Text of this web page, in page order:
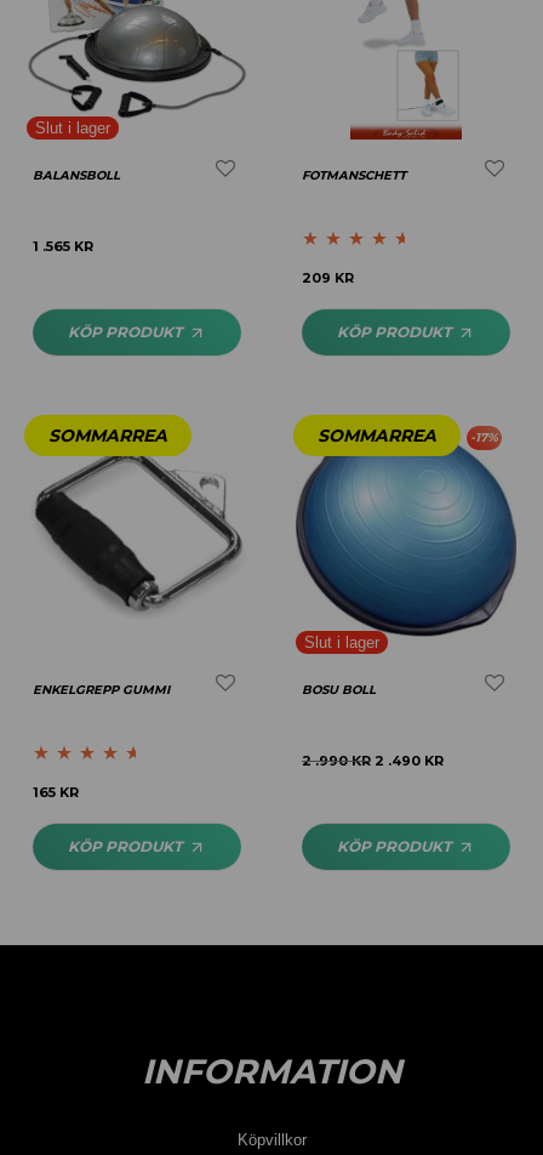
BALANSBOLL
1 .565 KR
KÖP PRODUKT
FOTMANSCHETT
Betygsatt
209 KR
KÖP PRODUKT
ENKELGREPP GUMMI
Betygsatt
165 KR
KÖP PRODUKT
-17%
BOSU BOLL
2 .990KR 2 .490 KR
KÖP PRODUKT
INFORMATION
Köpvillkor